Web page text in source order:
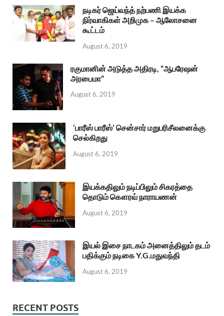
நடிகர் ஜெய்வந்த் நற்பணி இயக்க
நிர்வாகிகள் அறிமுக – ஆலோசனை
கூட்டம்
August 6, 2019
ரகுமானின் அடுத்த அதிரடி, “ஆபரேஷன்
அரபைமா”
August 6, 2019
‘பாரீஸ் பாரீஸ்’ சென்சார் மறுபரிசீலனைக்கு
செல்கிறது
August 6, 2019
இயக்கதிலும் நடிப்பிலும் சிகரத்தை
தொடும் கௌரவ் நாராயணன்
August 6, 2019
இயல் இசை நாடகம் அனைத்திலும் தடம்
பதிக்கும் நடிகை Y.G.மதுவந்தி
August 6, 2019
RECENT POSTS